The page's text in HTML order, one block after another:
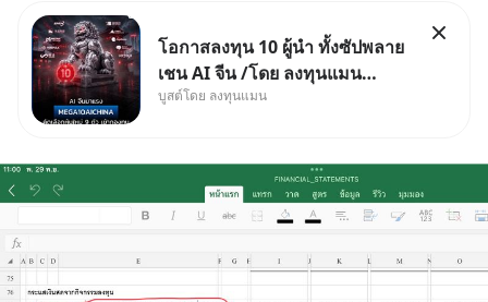
โอกาสลงทุน 10 ผู้นำ ทั้งซัปพลาย
เชน AI จีน /โดย ลงทุนแมน
✅ลงทุนตรง คัด 10 ผู้นำเน้น ๆ ใน
ผู้นำ AI จีน ตั้งแต่โรงงานผลิตชิป
หน่วยความจำ โมเดล
บูสต์โดย ลงทุนแมน